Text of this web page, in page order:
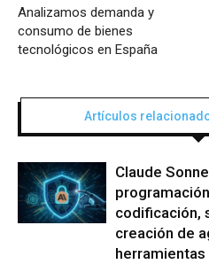
Analizamos demanda y
consumo de bienes
tecnológicos en España
Artículos
Claude
codificación,
creación de